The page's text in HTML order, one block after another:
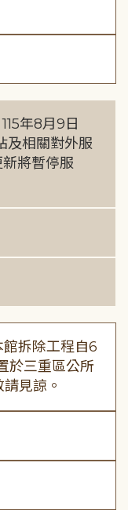
年8月9日
及相關對外服
將暫停服
館拆除工程自6
於三重區公所
見諒。